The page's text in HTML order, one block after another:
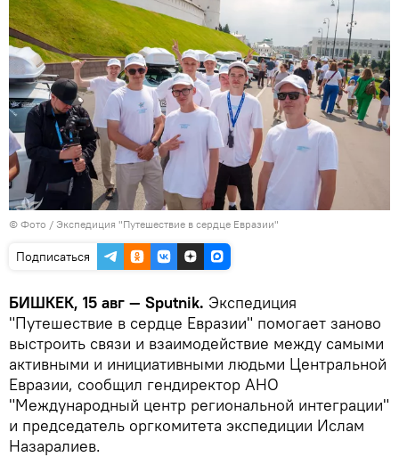
© Фото / Экспедиция "Путешествие в сердце Евразии"
Подписаться
БИШКЕК, 15 авг — Sputnik. Экспедиция
"Путешествие в сердце Евразии" помогает заново
выстроить связи и взаимодействие между самыми
активными и инициативными людьми Центральной
Евразии, сообщил гендиректор АНО
"Международный центр региональной интеграции"
и председатель оргкомитета экспедиции Ислам
Назаралиев.